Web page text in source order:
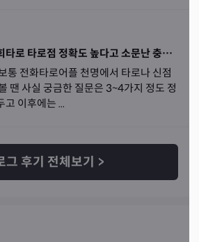
재회타로 타로점 정확도 높다고 소문난 충남 아산 꽃하얀 선생님
통 전화타로어플 천명에서 타로나 신점
땐 사실 궁금한 질문은 3~4가지 정도 정
고 이후에는 ...
그 후기 전체보기 >